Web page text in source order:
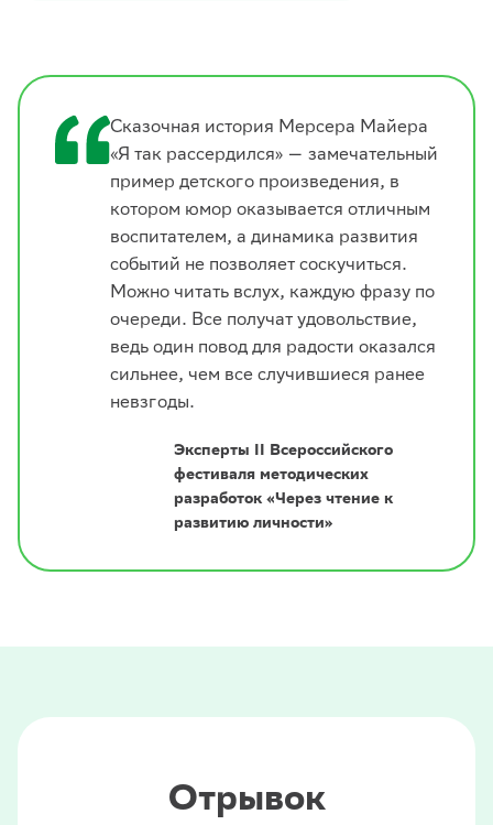
Сказочная история Мерсера Майера
«Я так рассердился» — замечательный
пример детского произведения, в
котором юмор оказывается отличным
воспитателем, а динамика развития
событий не позволяет соскучиться.
Можно читать вслух, каждую фразу по
очереди. Все получат удовольствие,
ведь один повод для радости оказался
сильнее, чем все случившиеся ранее
невзгоды.
Эксперты II Всероссийского
фестиваля методических
разработок «Через чтение к
развитию личности»
Отрывок